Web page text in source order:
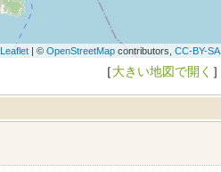
Leaflet| © OpenStreetMapcontributors, CC-BY-SA
［大きい地図で開く ］